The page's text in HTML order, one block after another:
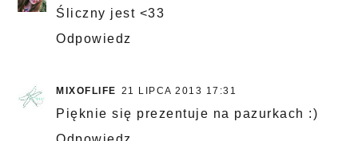
Śliczny jest <33
Odpowiedz
MIXOFLIFE 21 LIPCA 2013 17:31
Pięknie się prezentuje na pazurkach :)